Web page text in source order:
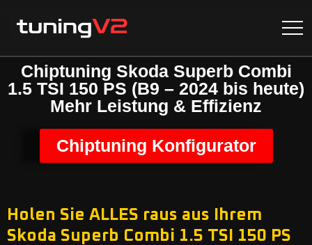
Chiptuning Skoda Superb Combi
1.5 TSI 150 PS (B9 – 2024 bis heute)
Mehr Leistung & Effizienz
Chiptuning Konfigurator
Holen Sie ALLES raus aus Ihrem
Skoda Superb Combi 1.5 TSI 150 PS